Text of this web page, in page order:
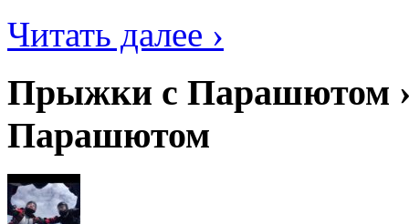
Читать далее ›
Прыжки с Парашютом
Парашютом